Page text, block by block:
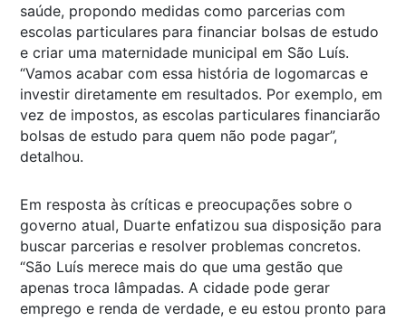
saúde, propondo medidas como parcerias com
escolas particulares para financiar bolsas de estudo
e criar uma maternidade municipal em São Luís.
“Vamos acabar com essa história de logomarcas e
investir diretamente em resultados. Por exemplo, em
vez de impostos, as escolas particulares financiarão
bolsas de estudo para quem não pode pagar”,
detalhou.
Em resposta às críticas e preocupações sobre o
governo atual, Duarte enfatizou sua disposição para
buscar parcerias e resolver problemas concretos.
“São Luís merece mais do que uma gestão que
apenas troca lâmpadas. A cidade pode gerar
emprego e renda de verdade, e eu estou pronto para